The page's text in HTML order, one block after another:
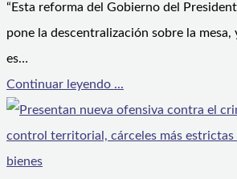
“Esta reforma del Gobierno del
pone la descentralización sobre la mesa,
es…
Continuar leyendo ...